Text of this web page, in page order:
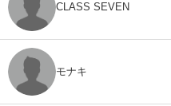
CLASS SEVEN
モナキ